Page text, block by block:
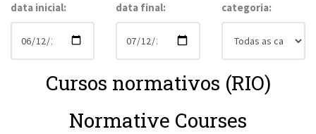
data inicial:
data final:
categoria:
Cursos normativos (RIO)
Normative Courses